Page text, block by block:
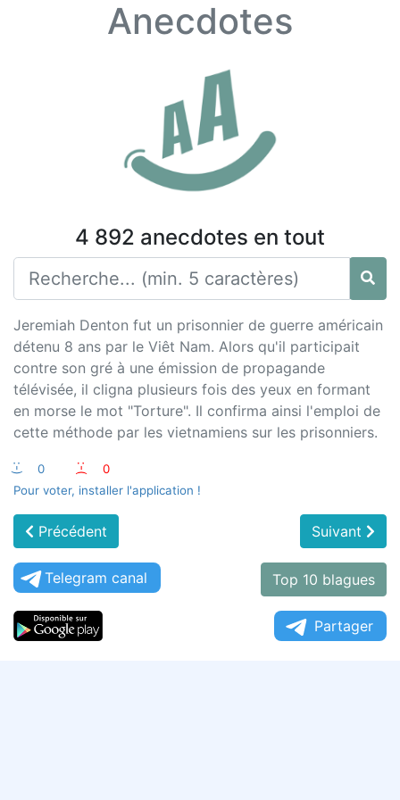
Anecdotes
4 892 anecdotes en tout
Jeremiah Denton fut un prisonnier de guerre américain
détenu 8 ans par le Viêt Nam. Alors qu'il participait
contre son gré à une émission de propagande
télévisée, il cligna plusieurs fois des yeux en formant
en morse le mot "Torture". Il confirma ainsi l'emploi de
cette méthode par les vietnamiens sur les prisonniers.
:-) 0 :-(
0
Pour voter, installer l'application !
Précédent Suivant
Telegram canal Top 10 blagues
Partager